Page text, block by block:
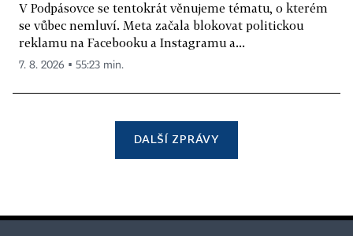
V Podpásovce se tentokrát věnujeme tématu, o kterém
se vůbec nemluví. Meta začala blokovat politickou
reklamu na Facebooku a Instagramu a...
7. 8. 2026 ▪ 55:23 min.
DALŠÍ ZPRÁVY